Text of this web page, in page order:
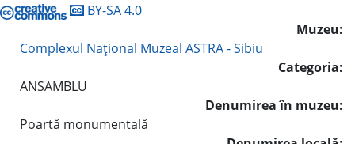
BY-SA 4.0
Muzeu:
Complexul Naţional Muzeal ASTRA - Sibiu
Categoria:
ANSAMBLU
Denumirea în muzeu:
Poartă monumentală